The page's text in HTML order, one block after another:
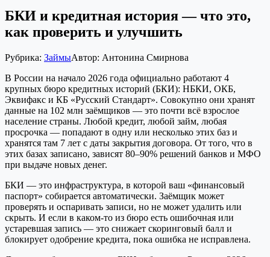
БКИ и кредитная история — что это,
как проверить и улучшить
Рубрика: ЗаймыАвтор: Антонина Смирнова
В России на начало 2026 года официально работают 4
крупных бюро кредитных историй (БКИ): НБКИ, ОКБ,
Эквифакс и КБ «Русский Стандарт». Совокупно они хранят
данные на 102 млн заёмщиков — это почти всё взрослое
население страны. Любой кредит, любой займ, любая
просрочка — попадают в одну или несколько этих баз и
хранятся там 7 лет с даты закрытия договора. От того, что в
этих базах записано, зависят 80–90% решений банков и МФО
при выдаче новых денег.
БКИ — это инфраструктура, в которой ваш «финансовый
паспорт» собирается автоматически. Заёмщик может
проверять и оспаривать записи, но не может удалить или
скрыть. И если в каком-то из бюро есть ошибочная или
устаревшая запись — это снижает скоринговый балл и
блокирует одобрение кредита, пока ошибка не исправлена.